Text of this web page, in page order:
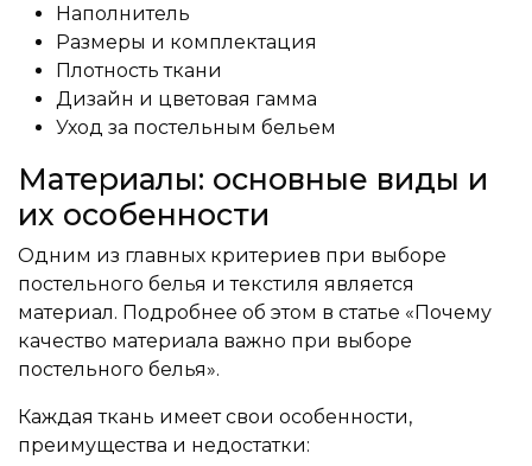
Наполнитель
Размеры и комплектация
Плотность ткани
Дизайн и цветовая гамма
Уход за постельным бельем
Материалы: основные виды и
их особенности
Одним из главных критериев при выборе
постельного белья и текстиля является
материал. Подробнее об этом в статье «Почему
качество материала важно при выборе
постельного белья».
Каждая ткань имеет свои особенности,
преимущества и недостатки: